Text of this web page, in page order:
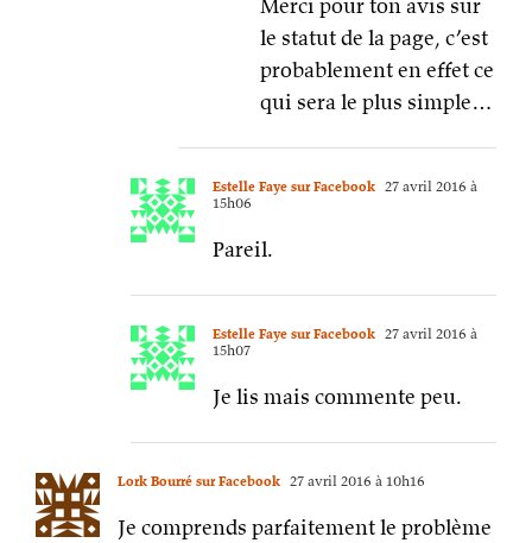
le statut de la page, c’est
probablement en effet ce
qui sera le plus simple…
Estelle Faye sur Facebook 27 avril 2016 à
15h06
Pareil.
Estelle Faye sur Facebook 27 avril 2016 à
15h07
Je lis mais commente peu.
Lork Bourré sur Facebook 27 avril 2016 à 10h16
Je comprends parfaitement le problème